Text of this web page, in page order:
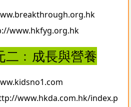
www.hkfyg.org.hk
二﹕成長與營養
www.hkda.com.hk/index.p